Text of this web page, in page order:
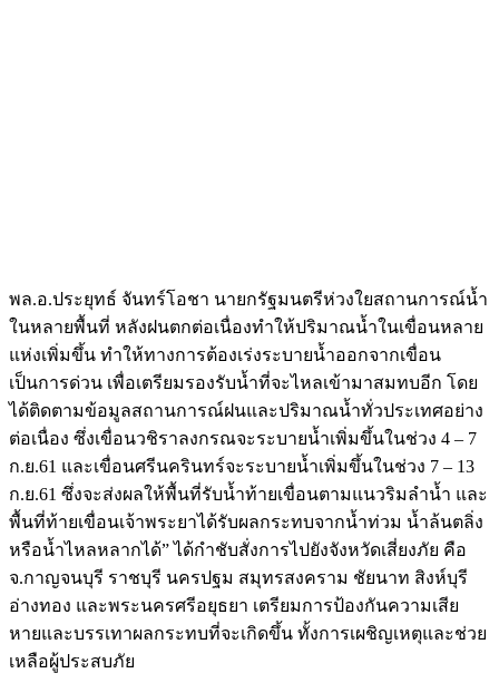
พล.อ.ประยุทธ์ จันทร์โอชา นายกรัฐมนตรีห่วงใยสถานการณ์น้ำ
ในหลายพื้นที่ หลังฝนตกต่อเนื่องทำให้ปริมาณน้ำในเขื่อนหลาย
แห่งเพิ่มขึ้น ทำให้ทางการต้องเร่งระบายน้ำออกจากเขื่อน
เป็นการด่วน เพื่อเตรียมรองรับน้ำที่จะไหลเข้ามาสมทบอีก โดย
ได้ติดตามข้อมูลสถานการณ์ฝนและปริมาณน้ำทั่วประเทศอย่าง
ต่อเนื่อง ซึ่งเขื่อนวชิราลงกรณจะระบายน้ำเพิ่มขึ้นในช่วง 4 – 7
ก.ย.61 และเขื่อนศรีนครินทร์จะระบายน้ำเพิ่มขึ้นในช่วง 7 – 13
ก.ย.61 ซึ่งจะส่งผลให้พื้นที่รับน้ำท้ายเขื่อนตามแนวริมลำน้ำ และ
พื้นที่ท้ายเขื่อนเจ้าพระยาได้รับผลกระทบจากน้ำท่วม น้ำล้นตลิ่ง
หรือน้ำไหลหลากได้” ได้กำชับสั่งการไปยังจังหวัดเสี่ยงภัย คือ
จ.กาญจนบุรี ราชบุรี นครปฐม สมุทรสงคราม ชัยนาท สิงห์บุรี
อ่างทอง และพระนครศรีอยุธยา เตรียมการป้องกันความเสีย
หายและบรรเทาผลกระทบที่จะเกิดขึ้น ทั้งการเผชิญเหตุและช่วย
เหลือผู้ประสบภัย